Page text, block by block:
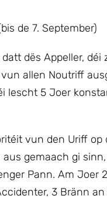
de 7. September)
dës Appeller, déi
vun allen Noutriff
lescht 5 Joer
vun den Uriff op
gemaach gi
Pann. Am Joer
3 Bränn an